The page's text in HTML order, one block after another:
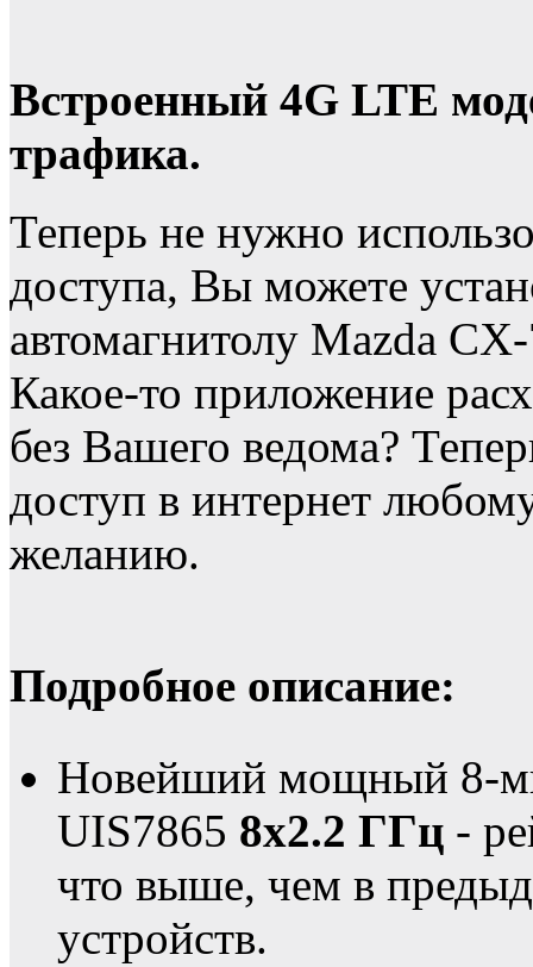
Встроенный 4G LTE
трафика.
Теперь не нужно
доступа, Вы можете
автомагнитолу Mazda
Какое-то приложение
без Вашего ведома?
доступ в интернет
желанию.
Подробное описание:
Новейший мощный 8-
UIS7865 8х2.2 ГГц -
что выше, чем в
устройств.